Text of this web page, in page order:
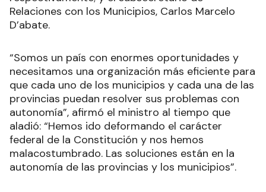
Relaciones con los Municipios, Carlos Marcelo
D’abate.
“Somos un país con enormes oportunidades y
necesitamos una organización más eficiente para
que cada uno de los municipios y cada una de las
provincias puedan resolver sus problemas con
autonomía”, afirmó el ministro al tiempo que
aladió: “Hemos ido deformando el carácter
federal de la Constitución y nos hemos
malacostumbrado. Las soluciones están en la
autonomía de las provincias y los municipios”.